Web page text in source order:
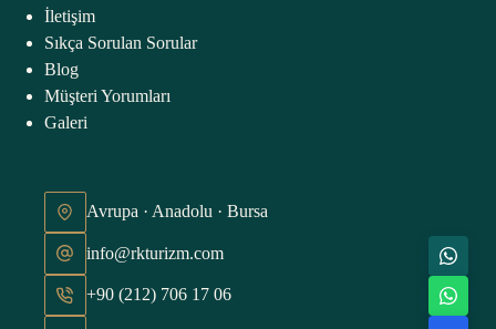
İletişim
Sıkça Sorulan Sorular
Blog
Müşteri Yorumları
Galeri
Avrupa · Anadolu · Bursa
info@rkturizm.com
+90 (212) 706 17 06